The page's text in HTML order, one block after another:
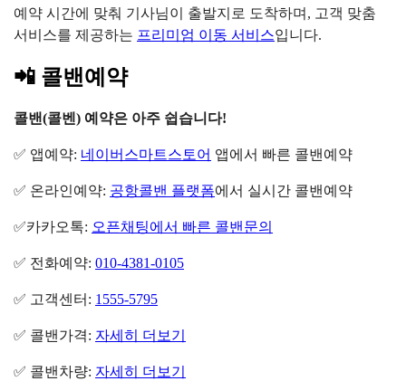
예약 시간에 맞춰 기사님이 출발지로 도착하며, 고객 맞춤
서비스를 제공하는 프리미엄 이동 서비스입니다.
📲 콜밴예약
콜밴(콜벤) 예약은 아주 쉽습니다!
✅ 앱예약: 네이버스마트스토어 앱에서 빠른 콜밴예약
✅ 온라인예약: 공항콜밴 플랫폼에서 실시간 콜밴예약
✅카카오톡: 오픈채팅에서 빠른 콜밴문의
✅ 전화예약:010-4381-0105
✅ 고객센터: 1555-5795
✅ 콜밴가격: 자세히 더보기
✅ 콜밴차량: 자세히 더보기